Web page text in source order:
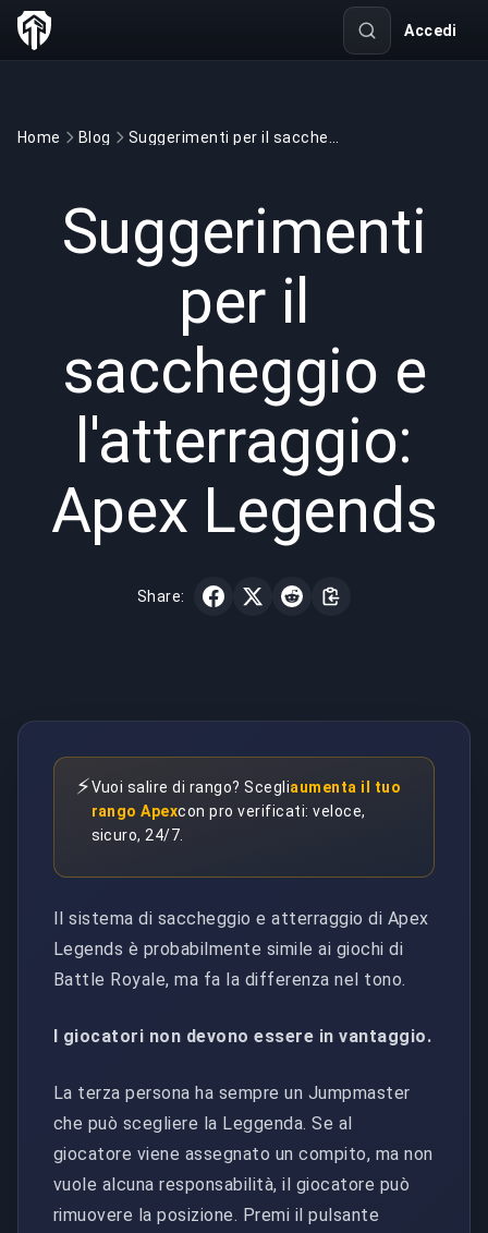
Accedi
Home Blog
Suggerimenti
per il
saccheggio e
l'atterraggio:
Apex Legends
Share:
⚡Vuoi salire di rango? Scegliaumenta il tuo
rango Apexcon pro verificati: veloce,
sicuro, 24/7.
Il sistema di saccheggio e atterraggio di Apex
Legends è probabilmente simile ai giochi di
Battle Royale, ma fa la differenza nel tono.
I giocatori non devono essere in vantaggio.
La terza persona ha sempre un Jumpmaster
che può scegliere la Leggenda. Se al
giocatore viene assegnato un compito, ma non
vuole alcuna responsabilità, il giocatore può
rimuovere la posizione. Premi il pulsante